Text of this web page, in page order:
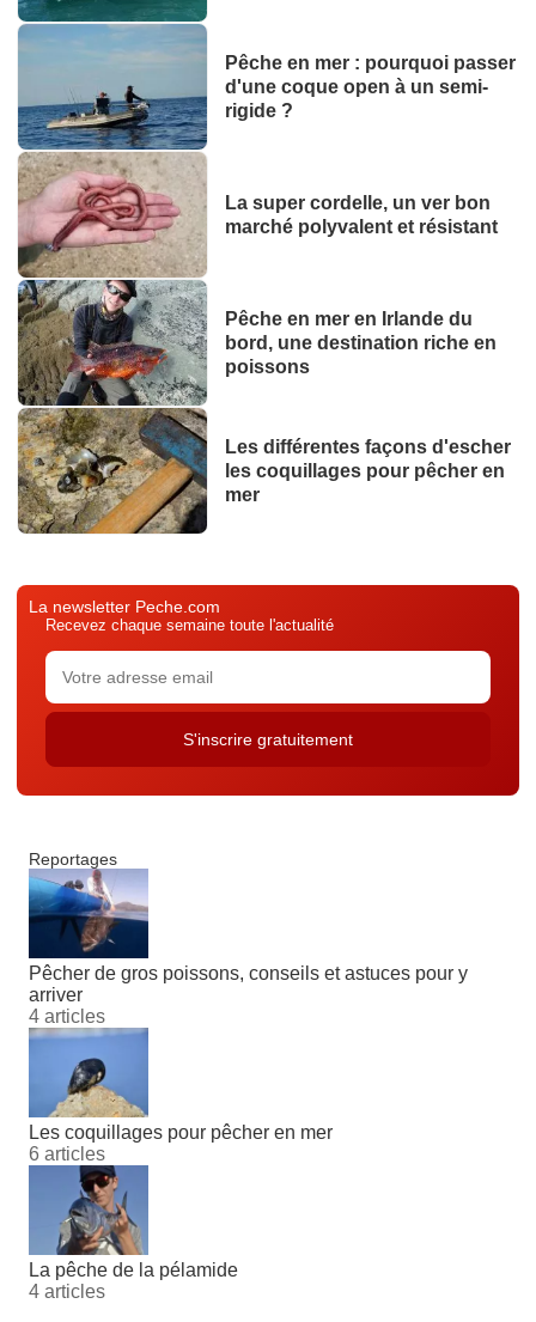
Pêche en mer : pourquoi passer
d'une coque open à un semi-
rigide ?
La super cordelle, un ver bon
marché polyvalent et résistant
Pêche en mer en Irlande du
bord, une destination riche en
poissons
Les différentes façons d'escher
les coquillages pour pêcher en
mer
La newsletter Peche.com
Recevez chaque semaine toute l'actualité
Reportages
Pêcher de gros poissons, conseils et astuces pour y
arriver
4 articles
Les coquillages pour pêcher en mer
6 articles
La pêche de la pélamide
4 articles